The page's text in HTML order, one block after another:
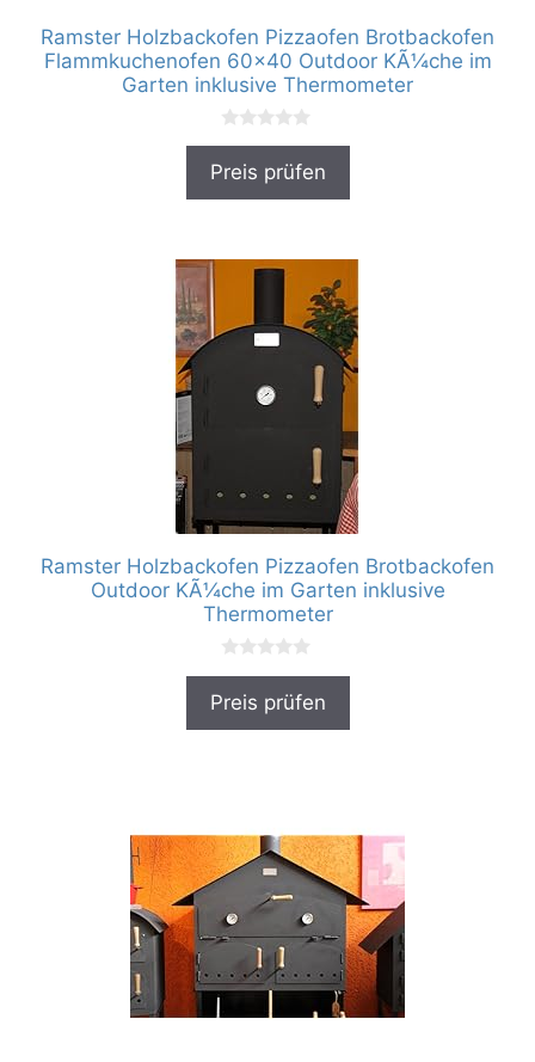
Ramster Holzbackofen Pizzaofen Brotbackofen
Flammkuchenofen 60×40 Outdoor KÃ¼che im
Garten inklusive Thermometer
0
o
Preis prüfen
Ramster Holzbackofen Pizzaofen Brotbackofen
Outdoor KÃ¼che im Garten inklusive
Thermometer
0
o
Preis prüfen